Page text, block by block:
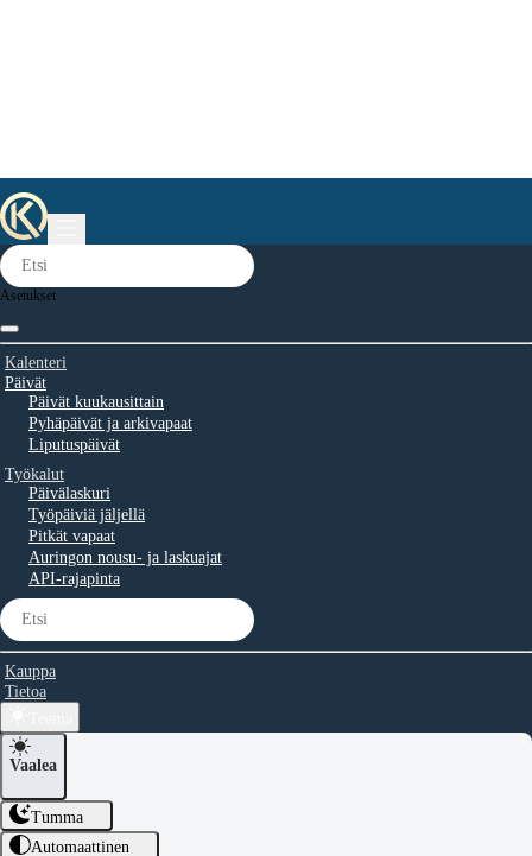
Asetukset
Kalenteri
Päivät
Päivät kuukausittain
Pyhäpäivät ja arkivapaat
Liputuspäivät
Työkalut
Päivälaskuri
Työpäiviä jäljellä
Pitkät vapaat
Auringon nousu- ja laskuajat
API-rajapinta
Kauppa
Tietoa
Vaalea
Tumma
Automaattinen